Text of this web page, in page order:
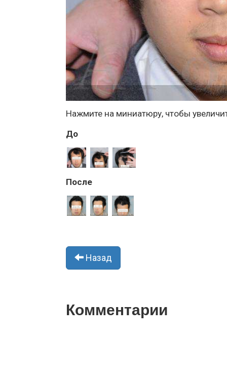
Нажмите на миниатюру, чтобы
До
После
Назад
Комментарии